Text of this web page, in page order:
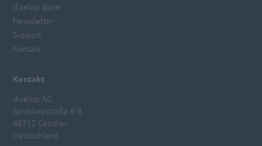
Kontakt
d.velop AG
Schildarpstraße 6-8
48712 Gescher
Deutschland
d.velop store
Newsletter
Support
Kontakt